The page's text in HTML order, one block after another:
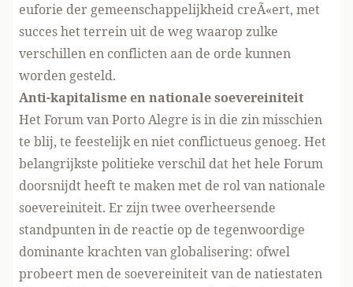
euforie der gemeenschappelijkheid creÃ«ert, met
succes het terrein uit de weg waarop zulke
verschillen en conflicten aan de orde kunnen
worden gesteld.
Anti-kapitalisme en nationale soevereiniteit
Het Forum van Porto Alegre is in die zin misschien
te blij, te feestelijk en niet conflictueus genoeg. Het
belangrijkste politieke verschil dat het hele Forum
doorsnijdt heeft te maken met de rol van nationale
soevereiniteit. Er zijn twee overheersende
standpunten in de reactie op de tegenwoordige
dominante krachten van globalisering: ofwel
probeert men de soevereiniteit van de natiestaten